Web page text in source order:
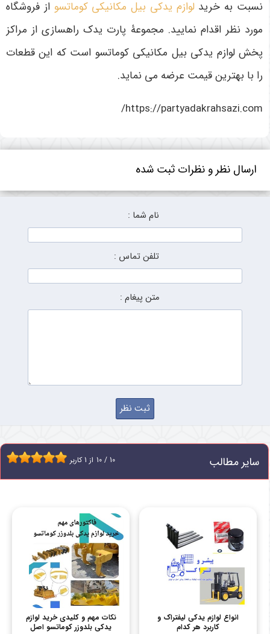
نسبت به خریدلوازم یدکی بیل مکانیکی کوماتسو از فروشگاه
مورد نظر اقدام نمایید. مجموعۀ پارت یدک راهسازی از مراکز
پخش لوازم یدکی بیل مکانیکی کوماتسو است که این قطعات
را با بهترین قیمت عرضه می نماید.
https://partyadakrahsazi.com/
ارسال نظر و نظرات ثبت شده
نام شما :
تلفن تماس :
متن پیغام :
سایر مطالب 10 / 10 از 1 کاربر
انواع لوازم یدکی لیفتراک و
کاربرد هر کدام
نکات مهم و کلیدی خرید لوازم
یدکی بلدوزر کوماتسو اصل